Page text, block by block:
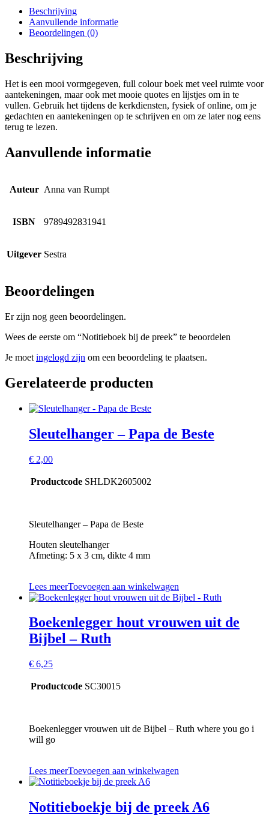
Beschrijving
Aanvullende informatie
Beoordelingen (0)
Beschrijving
Het is een mooi vormgegeven, full colour boek met veel ruimte voor
aantekeningen, maar ook met mooie quotes en lijstjes om in te
vullen. Gebruik het tijdens de kerkdiensten, fysiek of online, om je
gedachten en aantekeningen op te schrijven en om ze later nog eens
terug te lezen.
Aanvullende informatie
Auteur Anna van Rumpt
ISBN 9789492831941
Uitgever Sestra
Beoordelingen
Er zijn nog geen beoordelingen.
Wees de eerste om “Notitieboek bij de preek” te beoordelen
Je moet ingelogd zijn om een beoordeling te plaatsen.
Gerelateerde producten
Sleutelhanger – Papa de Beste
€ 2,00
Productcode SHLDK2605002
Sleutelhanger – Papa de Beste
Houten sleutelhanger
Afmeting: 5 x 3 cm, dikte 4 mm
Lees meerToevoegen aan winkelwagen
Boekenlegger hout vrouwen uit de
Bijbel – Ruth
€ 6,25
Productcode SC30015
Boekenlegger vrouwen uit de Bijbel – Ruth where you go i
will go
Lees meerToevoegen aan winkelwagen
Notitieboekje bij de preek A6